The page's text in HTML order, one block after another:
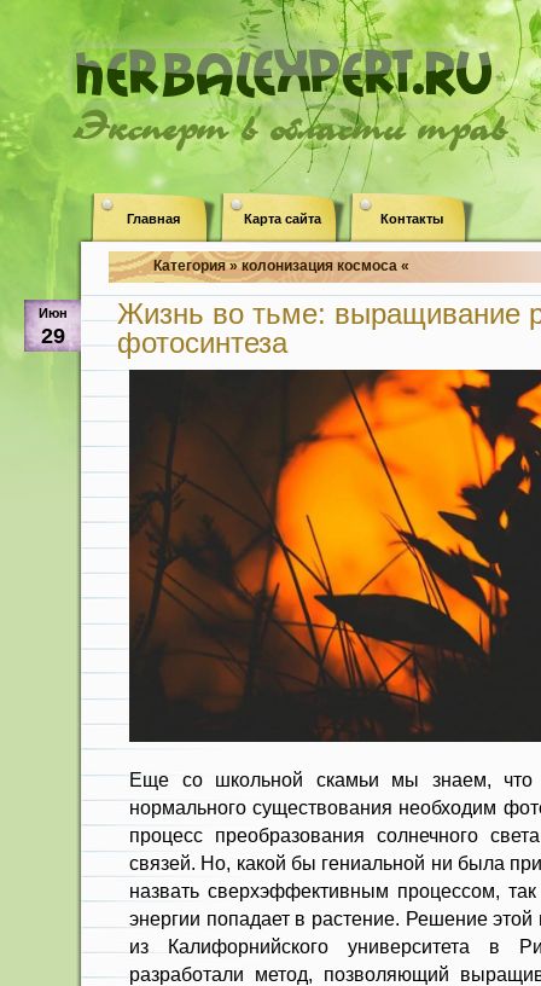
Эксперт в области трав
Главная Карта сайта Контакты
Категория » колонизация космоса «
Июн
29
Жизнь во тьме: выращивание
фотосинтеза
Еще со школьной скамьи мы знаем, что
нормального существования необходим
процесс преобразования солнечного
связей. Но, какой бы гениальной ни была
назвать сверхэффективным процессом,
энергии попадает в растение. Решение
из Калифорнийского университета в
разработали метод, позволяющий